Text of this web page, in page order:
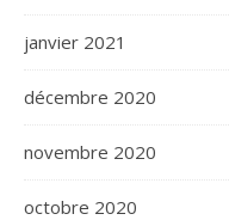
janvier 2021
décembre 2020
novembre 2020
octobre 2020